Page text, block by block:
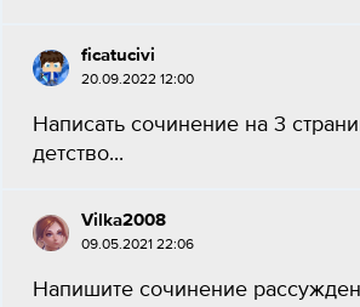
ficatucivi
20.09.2022 12:00
Написать сочинение на 3
детство...
Vilka2008
09.05.2021 22:06
Напишите сочинение